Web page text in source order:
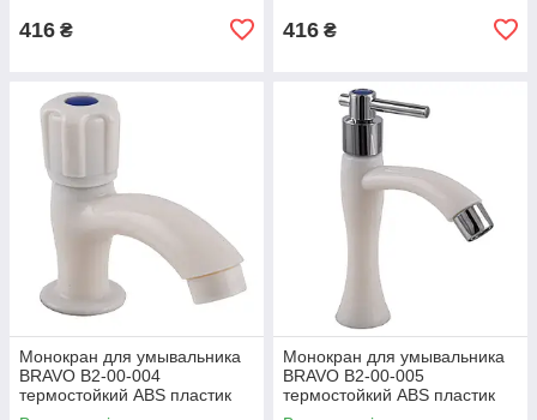
416 ₴ 416 ₴
Монокран для умывальника
BRAVO B2-00-004
термостойкий ABS пластик
Монокран для умывальника
BRAVO B2-00-005
термостойкий ABS пластик